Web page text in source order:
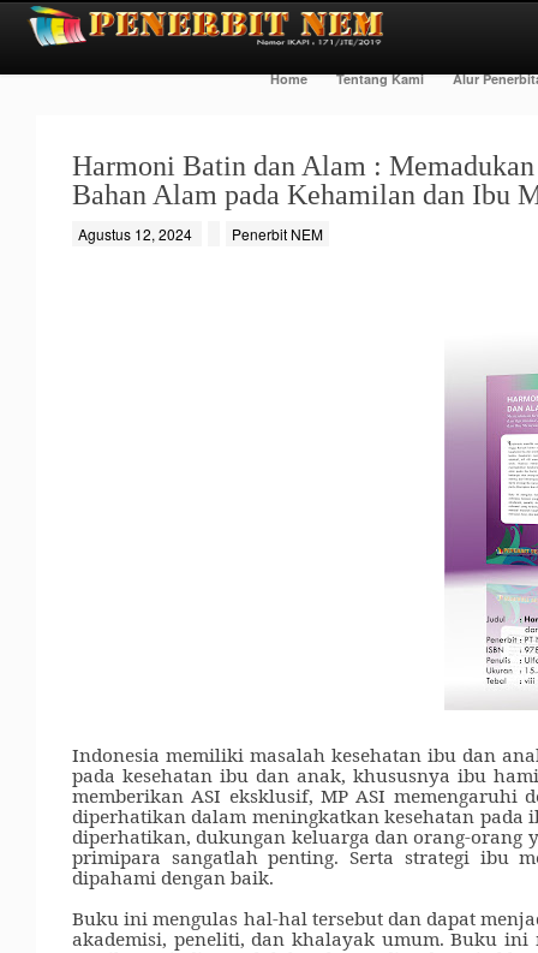
Home Tentang Kami Alur
Harmoni Batin dan Alam :
Bahan Alam pada Kehamilan dan Ibu
Agustus 12, 2024 Penerbit NEM
Indonesia memiliki masalah kesehatan ibu dan
pada kesehatan ibu dan anak, khususnya ibu
memberikan ASI eksklusif, MP ASI
diperhatikan dalam meningkatkan kesehatan
diperhatikan, dukungan keluarga dan orang-orang
primipara sangatlah penting. Serta strategi ibu
dipahami dengan baik.
Buku ini mengulas hal-hal tersebut dan dapat
akademisi, peneliti, dan khalayak umum. Buku